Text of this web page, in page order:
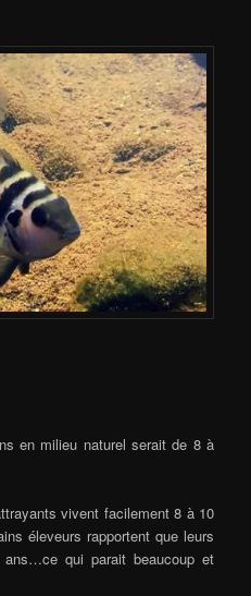
en milieu naturel serait de 8 à
vivent facilement 8 à 10
éleveurs rapportent que leurs
qui parait beaucoup et